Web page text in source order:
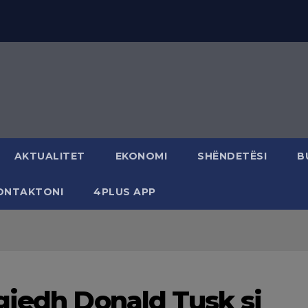
AKTUALITET EKONOMI SHËNDETËSI
4PLUS APP
Donald Tusk si